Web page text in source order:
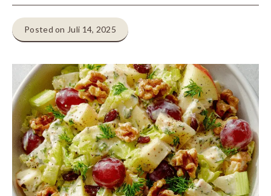
Posted on Juli 14, 2025